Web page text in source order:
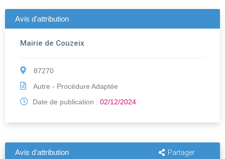
Avis d'attribution
Mairie de Couzeix
87270
Autre - Procédure Adaptée
Date de publication : 02/12/2024
Avis d'attribution Partager